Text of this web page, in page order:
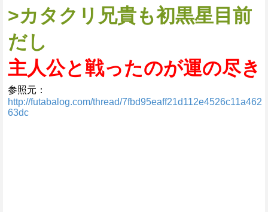
>カタクリ兄貴も初黒星目前
だし
主人公と戦ったのが運の尽き
参照元：
http://futabalog.com/thread/7fbd95eaff21d112e4526c11a462
63dc